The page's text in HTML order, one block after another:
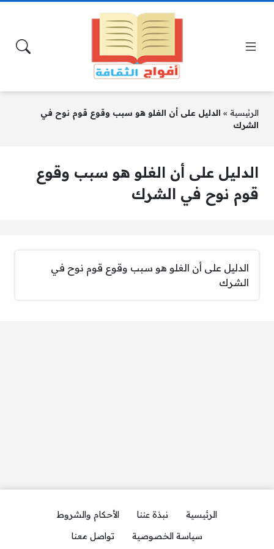
الرئيسية » الدليل على أن الغلو هو سبب وقوع قوم نوح في
الشرك
الدليل على أن الغلو هو سبب وقوع
قوم نوح في الشرك
الدليل على أن الغلو هو سبب وقوع قوم نوح في
الشرك
الرئيسية نبذة عننا
الأحكام والشروط
سياسة الخصوصية
تواصل معنا